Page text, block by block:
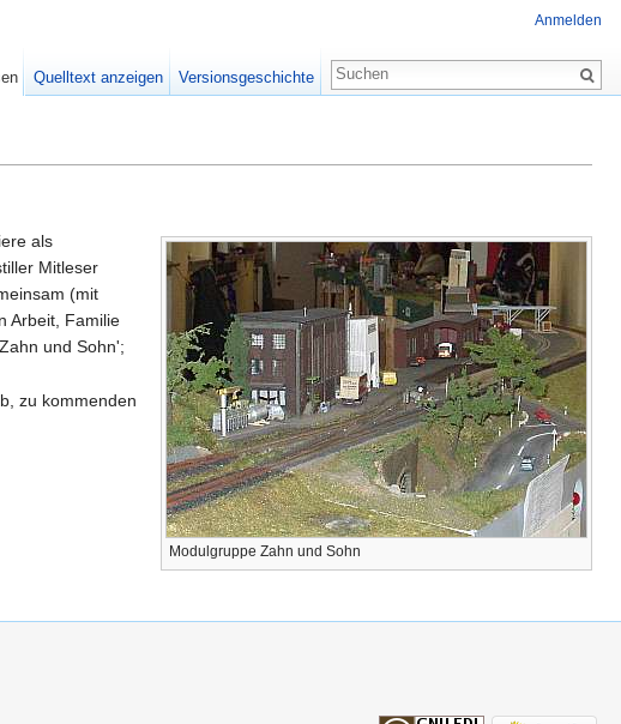
Modulgruppe Zahn und Sohn
als
Mitleser
(mit
Arbeit, Familie
und Sohn';
zu kommenden
Anmelden
Quelltext anzeigen Versionsgeschichte